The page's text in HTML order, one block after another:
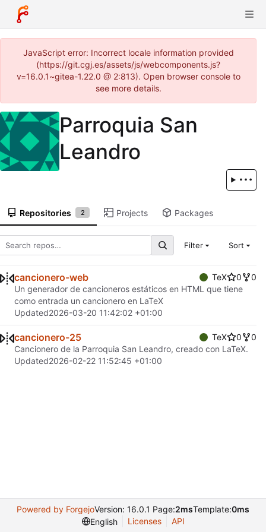
JavaScript error: Incorrect locale information provided
(https://git.cgj.es/assets/js/webcomponents.js?
v=16.0.1~gitea-1.22.0 @ 2:813). Open browser console to
see more details.
Parroquia San
Leandro
Repositories 2 Projects Packages
Filter Sort
cancionero-web TeX 0
0
Un generador de cancioneros estáticos en HTML que tiene
como entrada un cancionero en LaTeX
Updated2026-03-20 11:42:02 +01:00
cancionero-25 TeX 0
0
Cancionero de la Parroquia San Leandro, creado con LaTeX.
Updated2026-02-22 11:52:45 +01:00
Powered by ForgejoVersion: 16.0.1 Page:2msTemplate:0ms
English
Licenses API